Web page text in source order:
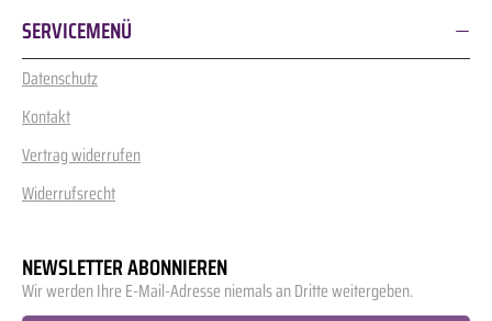
SERVICEMENÜ
Datenschutz
Kontakt
Vertrag widerrufen
Widerrufsrecht
NEWSLETTER ABONNIEREN
Wir werden Ihre E-Mail-Adresse niemals an Dritte weitergeben.